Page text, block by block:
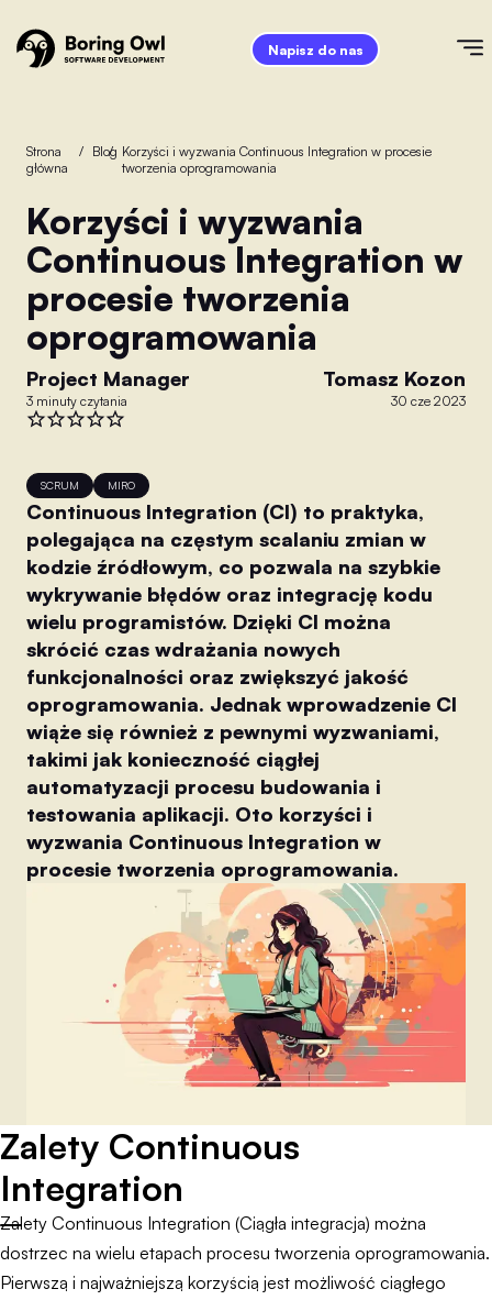
Napisz do nas
Strona
główna
/ Blog
/
Korzyści i wyzwania Continuous Integration w procesie
tworzenia oprogramowania
Korzyści i wyzwania
Continuous Integration w
procesie tworzenia
oprogramowania
Project Manager
3 minuty czytania
Tomasz Kozon
30 cze 2023
SCRUM MIRO
Continuous Integration (CI) to praktyka,
polegająca na częstym scalaniu zmian w
kodzie źródłowym, co pozwala na szybkie
wykrywanie błędów oraz integrację kodu
wielu programistów. Dzięki CI można
skrócić czas wdrażania nowych
funkcjonalności oraz zwiększyć jakość
oprogramowania. Jednak wprowadzenie CI
wiąże się również z pewnymi wyzwaniami,
takimi jak konieczność ciągłej
automatyzacji procesu budowania i
testowania aplikacji. Oto korzyści i
wyzwania Continuous Integration w
procesie tworzenia oprogramowania.
Zalety Continuous
Integration
Zalety Continuous Integration (Ciągła integracja) można
dostrzec na wielu etapach procesu tworzenia oprogramowania.
Pierwszą i najważniejszą korzyścią jest możliwość ciągłego